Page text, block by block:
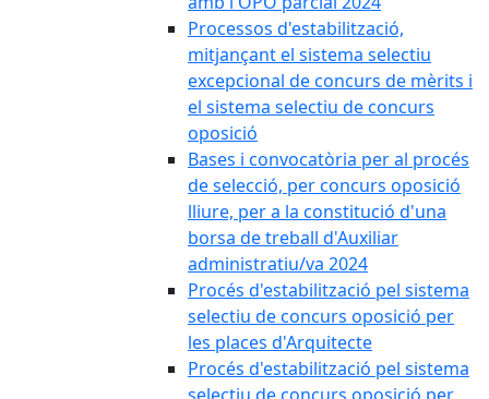
Processos d'estabilització,
mitjançant el sistema selectiu
excepcional de concurs de mèrits i
el sistema selectiu de concurs
oposició
Bases i convocatòria per al procés
de selecció, per concurs oposició
lliure, per a la constitució d'una
borsa de treball d'Auxiliar
administratiu/va 2024
Procés d'estabilització pel sistema
selectiu de concurs oposició per
les places d'Arquitecte
Procés d'estabilització pel sistema